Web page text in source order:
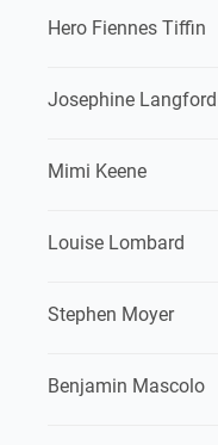
Hero Fiennes Tiffin
Josephine Langford
Mimi Keene
Louise Lombard
Stephen Moyer
Benjamin Mascolo